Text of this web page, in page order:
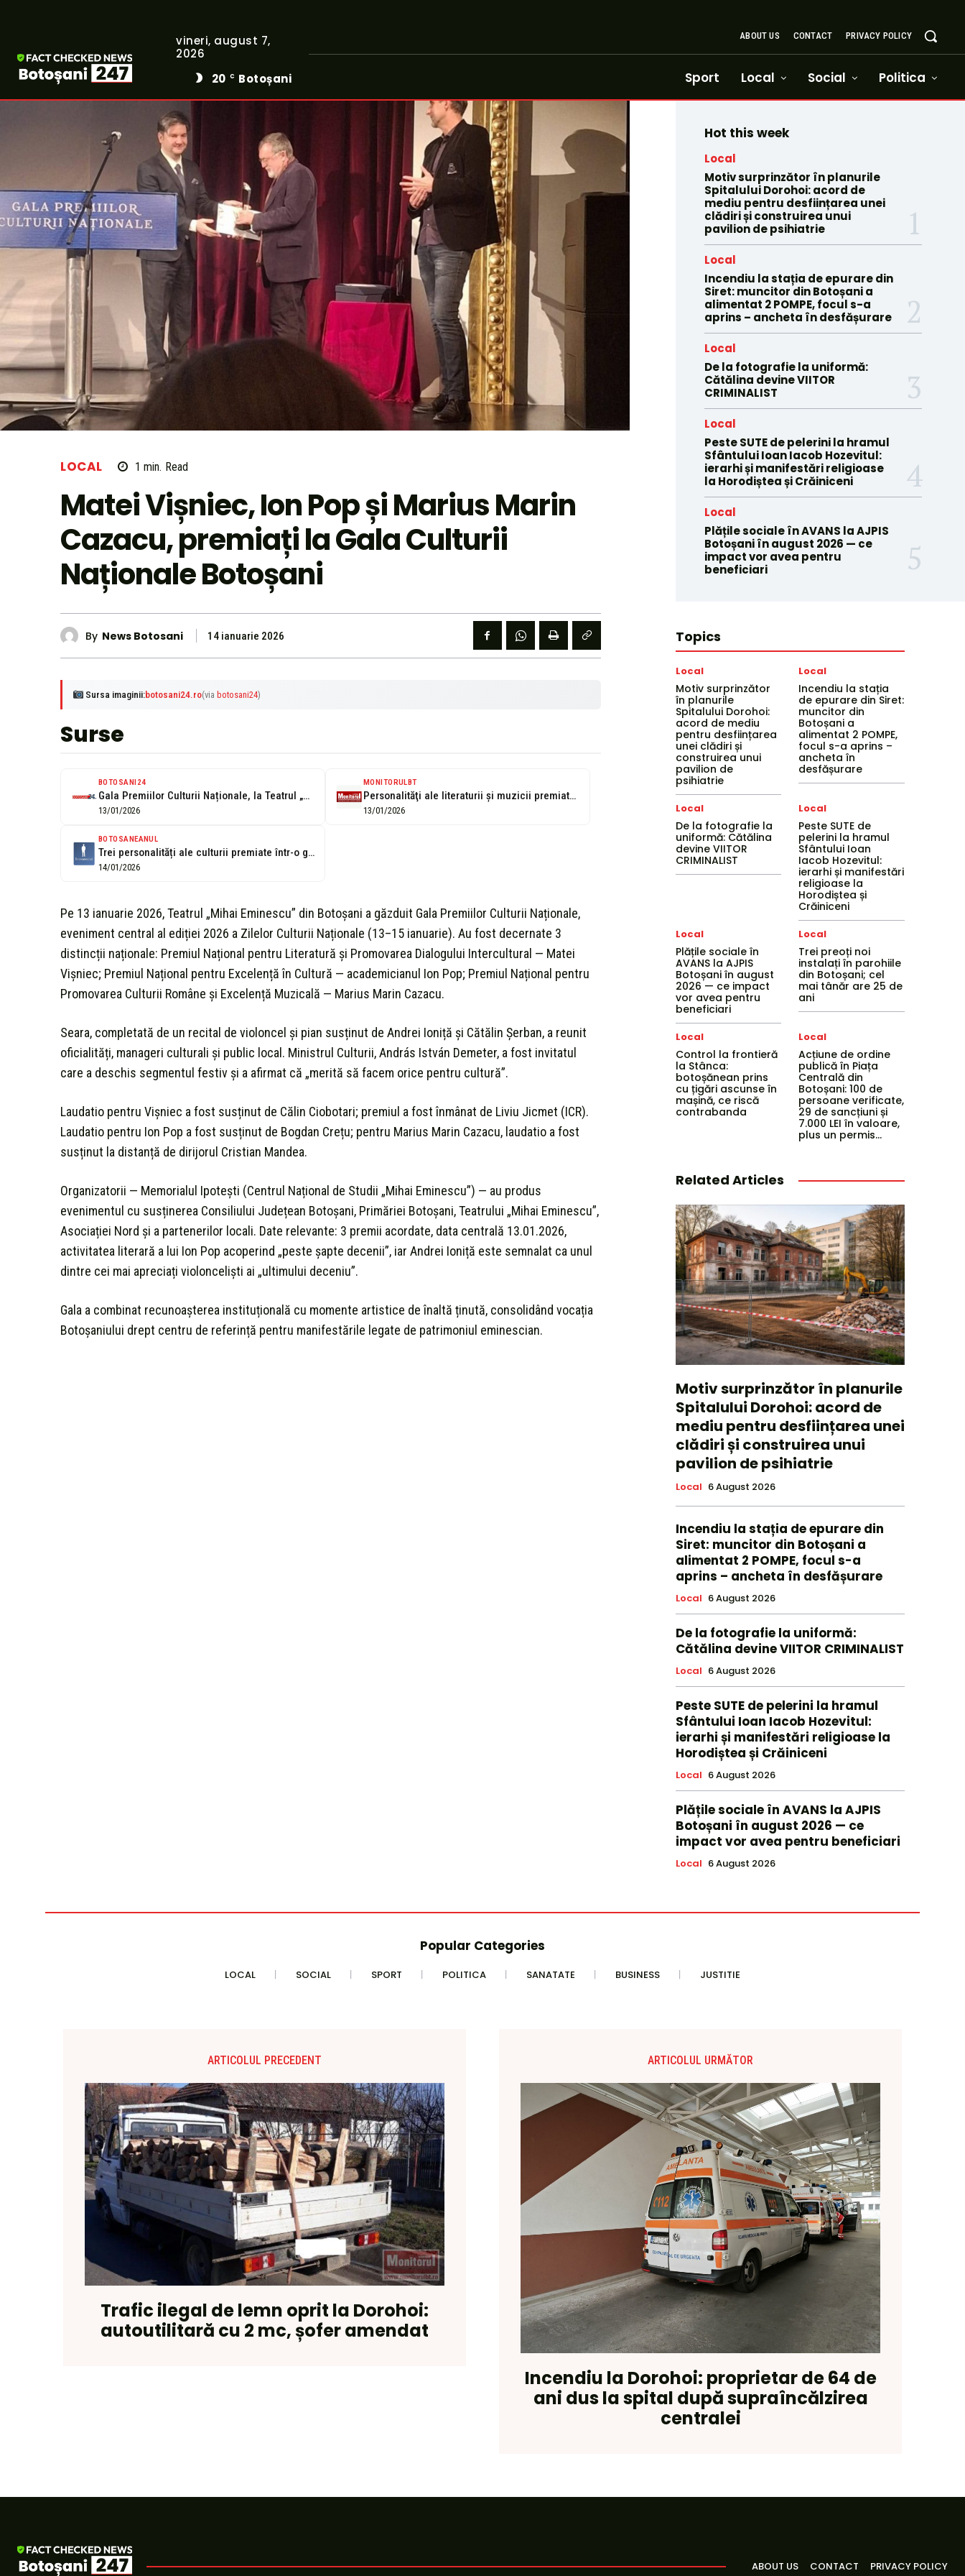
vineri, august 7,
2026
20 C Botoșani
ABOUT US CONTACT PRIVACY POLICY
Sport Local Social Politica
LOCAL 1 min. Read
Matei Vișniec, Ion Pop și Marius Marin
Cazacu, premiați la Gala Culturii
Naționale Botoșani
By News Botosani 14 ianuarie 2026
Sursa imaginii:botosani24.ro(viabotosani24)
Surse
BOTOSANI24
Gala Premiilor Culturii Naționale, la Teatrul „Mihai Eminescu” Botoșani: Matei Vișniec, Ion...
13/01/2026
MONITORULBT
Personalităţi ale literaturii şi muzicii premiate la Gala Culturii Naţionale (VIDEO)
13/01/2026
BOTOSANEANUL
Trei personalități ale culturii premiate într-o gală la teatru
14/01/2026
Pe 13 ianuarie 2026, Teatrul „Mihai Eminescu” din Botoșani a găzduit Gala Premiilor Culturii Naționale,
eveniment central al ediției 2026 a Zilelor Culturii Naționale (13–15 ianuarie). Au fost decernate 3
distincții naționale: Premiul Național pentru Literatură și Promovarea Dialogului Intercultural — Matei
Vișniec; Premiul Național pentru Excelență în Cultură — academicianul Ion Pop; Premiul Național pentru
Promovarea Culturii Române și Excelență Muzicală — Marius Marin Cazacu.
Seara, completată de un recital de violoncel și pian susținut de Andrei Ioniță și Cătălin Șerban, a reunit
oficialități, manageri culturali și public local. Ministrul Culturii, András István Demeter, a fost invitatul
care a deschis segmentul festiv și a afirmat că „merită să facem orice pentru cultură”.
Laudatio pentru Vișniec a fost susținut de Călin Ciobotari; premiul a fost înmânat de Liviu Jicmet (ICR).
Laudatio pentru Ion Pop a fost susținut de Bogdan Crețu; pentru Marius Marin Cazacu, laudatio a fost
susținut la distanță de dirijorul Cristian Mandea.
Organizatorii — Memorialul Ipotești (Centrul Național de Studii „Mihai Eminescu”) — au produs
evenimentul cu susținerea Consiliului Județean Botoșani, Primăriei Botoșani, Teatrului „Mihai Eminescu”,
Asociației Nord și a partenerilor locali. Date relevante: 3 premii acordate, data centrală 13.01.2026,
activitatea literară a lui Ion Pop acoperind „peste șapte decenii”, iar Andrei Ioniță este semnalat ca unul
dintre cei mai apreciați violonceliști ai „ultimului deceniu”.
Gala a combinat recunoașterea instituțională cu momente artistice de înaltă ținută, consolidând vocația
Botoșaniului drept centru de referință pentru manifestările legate de patrimoniul eminescian.
Hot this week
Local
Motiv surprinzător în planurile
Spitalului Dorohoi: acord de
mediu pentru desființarea unei
clădiri și construirea unui
pavilion de psihiatrie
Local
Incendiu la stația de epurare din
Siret: muncitor din Botoșani a
alimentat 2 POMPE, focul s-a
aprins – ancheta în desfășurare
Local
De la fotografie la uniformă:
Cătălina devine VIITOR
CRIMINALIST
Local
Peste SUTE de pelerini la hramul
Sfântului Ioan Iacob Hozevitul:
ierarhi și manifestări religioase
la Horodiștea și Crăiniceni
Local
Plățile sociale în AVANS la AJPIS
Botoșani în august 2026 — ce
impact vor avea pentru
beneficiari
Topics
Local
Motiv surprinzător
în planurile
Spitalului Dorohoi:
acord de mediu
pentru desființarea
unei clădiri și
construirea unui
pavilion de
psihiatrie
Local
Incendiu la stația
de epurare din Siret:
muncitor din
Botoșani a
alimentat 2 POMPE,
focul s-a aprins –
ancheta în
desfășurare
Local
De la fotografie la
uniformă: Cătălina
devine VIITOR
CRIMINALIST
Local
Peste SUTE de
pelerini la hramul
Sfântului Ioan
Iacob Hozevitul:
ierarhi și manifestări
religioase la
Horodiștea și
Crăiniceni
Local
Plățile sociale în
AVANS la AJPIS
Botoșani în august
2026 — ce impact
vor avea pentru
beneficiari
Local
Trei preoți noi
instalați în parohiile
din Botoșani; cel
mai tânăr are 25 de
ani
Local
Control la frontieră
la Stânca:
botoșănean prins
cu țigări ascunse în
mașină, ce riscă
contrabanda
Local
Acțiune de ordine
publică în Piața
Centrală din
Botoșani: 100 de
persoane verificate,
29 de sancțiuni și
7.000 LEI în valoare,
plus un permis...
Related Articles
Motiv surprinzător în planurile
Spitalului Dorohoi: acord de
mediu pentru desființarea unei
clădiri și construirea unui
pavilion de psihiatrie
Local 6 August 2026
Incendiu la stația de epurare din
Siret: muncitor din Botoșani a
alimentat 2 POMPE, focul s-a
aprins – ancheta în desfășurare
Local 6 August 2026
De la fotografie la uniformă:
Cătălina devine VIITOR CRIMINALIST
Local 6 August 2026
Peste SUTE de pelerini la hramul
Sfântului Ioan Iacob Hozevitul:
ierarhi și manifestări religioase la
Horodiștea și Crăiniceni
Local 6 August 2026
Plățile sociale în AVANS la AJPIS
Botoșani în august 2026 — ce
impact vor avea pentru beneficiari
Local 6 August 2026
Popular Categories
LOCAL SOCIAL SPORT POLITICA SANATATE BUSINESS JUSTITIE
ARTICOLUL PRECEDENT
Trafic ilegal de lemn oprit la Dorohoi:
autoutilitară cu 2 mc, șofer amendat
ARTICOLUL URMĂTOR
Incendiu la Dorohoi: proprietar de 64 de
ani dus la spital după supraîncălzirea
centralei
ABOUT US CONTACT PRIVACY POLICY